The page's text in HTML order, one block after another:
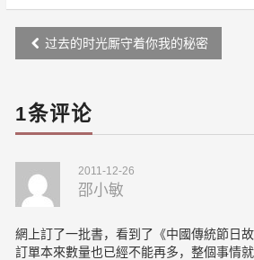
Post
navigation
过去的时光厮守着你我的秘密
1条评论
2011-12-26
邵小敏
網上訂了一批書，看到了《中國傳統節日
訂單本來數量也已經不能再多，整個事情